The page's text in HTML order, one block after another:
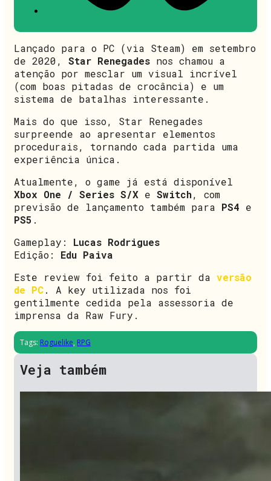
Lançado para o PC (via Steam) em setembro
de 2020, Star Renegades nos chamou a
atenção por mesclar um visual incrível
(com boas pitadas de crocância) e um
sistema de batalhas interessante.
Mais do que isso, Star Renegades
surpreende ao apresentar elementos
procedurais, tornando cada partida uma
experiência única.
Atualmente, o game já está disponível
Xbox One / Series S/X e Switch, com
previsão de lançamento também para PS4 e
PS5 .
Gameplay: Lucas Rodrigues
Edição: Edu Paiva
Este review foi feito a partir da versão
de PC. A key utilizada nos foi
gentilmente cedida pela assessoria de
imprensa da Raw Fury.
Tags: Roguelike, RPG
Veja também